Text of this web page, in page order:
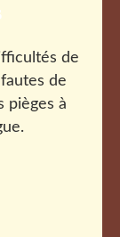
de
de
pièges à